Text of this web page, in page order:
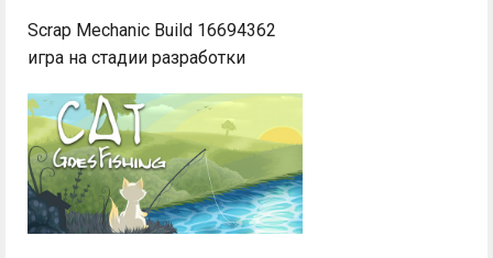
Scrap Mechanic Build 16694362
игра на стадии разработки